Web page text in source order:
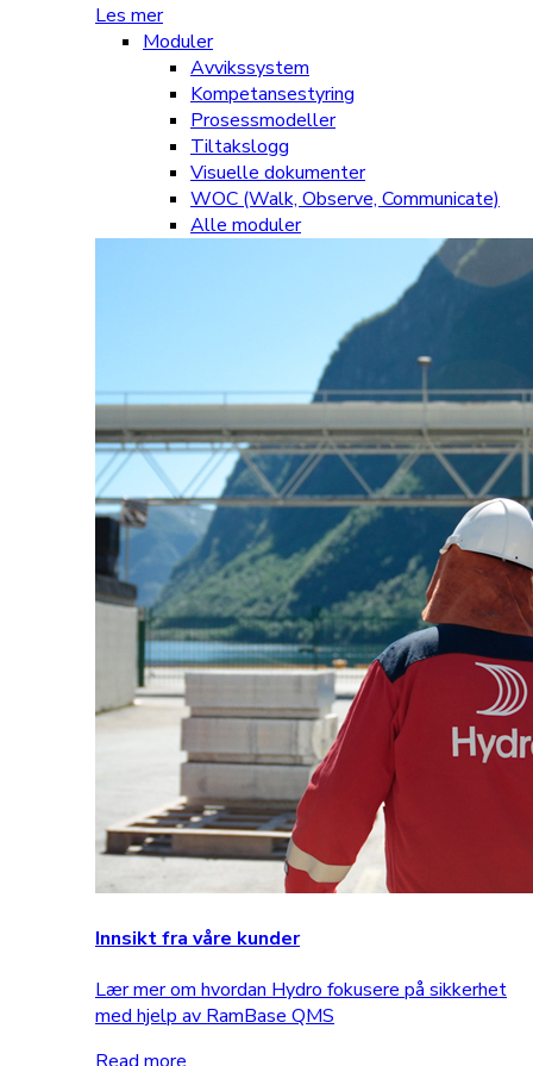
Les mer
Moduler
Avvikssystem
Kompetansestyring
Prosessmodeller
Tiltakslogg
Visuelle dokumenter
WOC (Walk, Observe, Communicate)
Alle moduler
Innsikt fra våre kunder
Lær mer om hvordan Hydro fokusere på sikkerhet
med hjelp av RamBase QMS